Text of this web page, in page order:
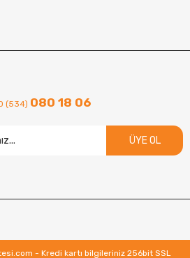
(534) 080 18 06
ÜYE OL
- Kredi kartı bilgileriniz 256bit SSL